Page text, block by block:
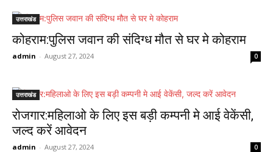
उत्तराखंड
कोहराम:पुलिस जवान की संदिग्ध मौत से घर मे कोहराम
admin - August 27, 2024 0
उत्तराखंड
रोजगार:महिलाओ के लिए इस बड़ी कम्पनी मे आई वेकेंसी,
जल्द करें आवेदन
admin - August 27, 2024 0